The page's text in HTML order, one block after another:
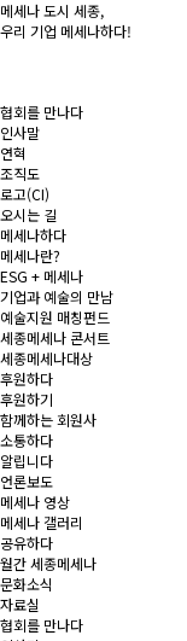
메세나 도시 세종,
우리 기업 메세나하다!
협회를 만나다
인사말
연혁
조직도
로고(CI)
오시는 길
메세나하다
메세나란?
ESG + 메세나
기업과 예술의 만남
예술지원 매칭펀드
세종메세나 콘서트
세종메세나대상
후원하다
후원하기
함께하는 회원사
소통하다
알립니다
언론보도
메세나 영상
메세나 갤러리
공유하다
월간 세종메세나
문화소식
자료실
협회를 만나다